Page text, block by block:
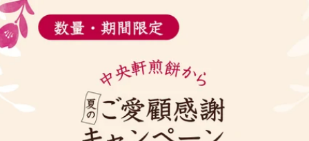
ン
テ
ン
ツ
に
移
動